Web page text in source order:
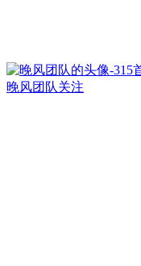
晚风团队关注